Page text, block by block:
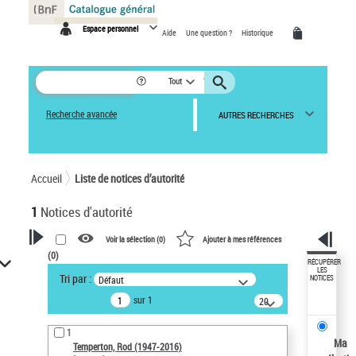
Espace personnel Aide Une question ? Historique
Tout
Recherche avancée AUTRES RECHERCHES
Accueil Liste de notices d’autorité
1 Notices d'autorité
VOTRE RECHERCHE
Recherche avancée dans les
notices d’autorité
Œuvres liées à l'auteur :
Temperton, Rod (1947-2016)
Voir la sélection (0) Ajouter à mes références
(0)
Tri par : Défaut
sur 1
20
résultats/page
1
Temperton, Rod (1947-2016)
RÉCUPÉRER
LES
NOTICES
Ma
Panneau de gestion des cookies